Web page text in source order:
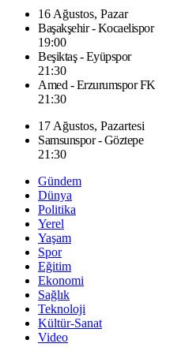
16 Ağustos, Pazar
Başakşehir - Kocaelispor
19:00
Beşiktaş - Eyüpspor
21:30
Amed - Erzurumspor FK
21:30
17 Ağustos, Pazartesi
Samsunspor - Göztepe
21:30
Gündem
Dünya
Politika
Yerel
Yaşam
Spor
Eğitim
Ekonomi
Sağlık
Teknoloji
Kültür-Sanat
Video